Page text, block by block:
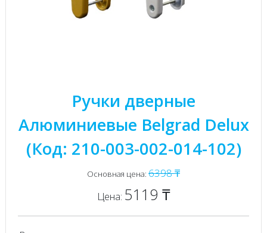
Ручки дверные
Алюминиевые Belgrad Delux
(Код: 210-003-002-014-102)
Основная цена: 6398 ₸
Цена: 5119 ₸